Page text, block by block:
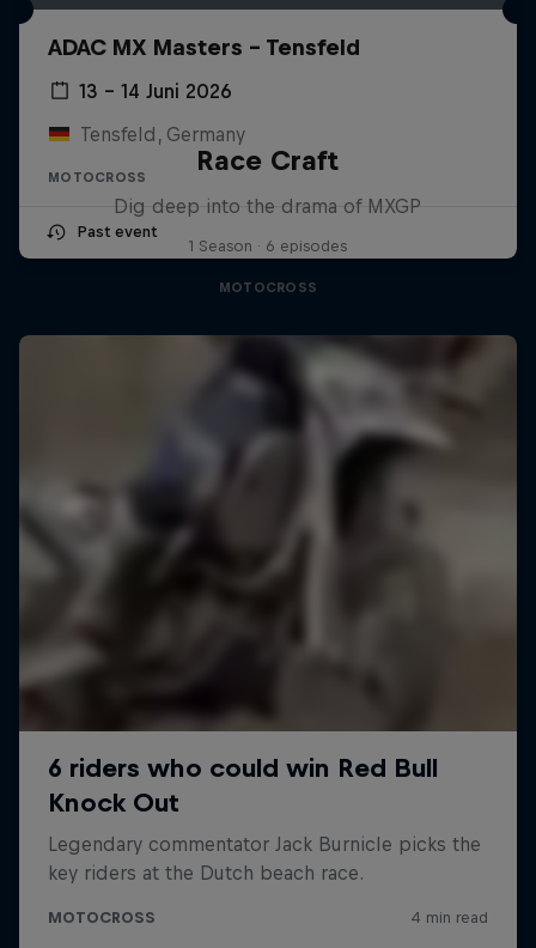
ADAC MX Masters – Tensfeld
13 – 14 Juni 2026
Tensfeld, Germany
MOTOCROSS
Past event
Race Craft
Dig deep into the drama of MXGP
1 Season · 6 episodes
MOTOCROSS